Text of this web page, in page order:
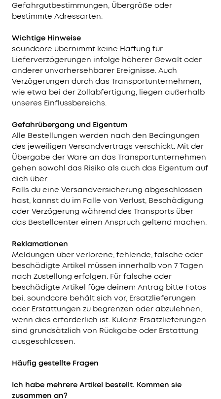
Gefahrgutbestimmungen, Übergröße oder
bestimmte Adressarten.
Wichtige Hinweise
soundcore übernimmt keine Haftung für
Lieferverzögerungen infolge höherer Gewalt oder
anderer unvorhersehbarer Ereignisse. Auch
Verzögerungen durch das Transportunternehmen,
wie etwa bei der Zollabfertigung, liegen außerhalb
unseres Einflussbereichs.
Gefahrübergang und Eigentum
Alle Bestellungen werden nach den Bedingungen
des jeweiligen Versandvertrags verschickt. Mit der
Übergabe der Ware an das Transportunternehmen
gehen sowohl das Risiko als auch das Eigentum auf
dich über.
Falls du eine Versandversicherung abgeschlossen
hast, kannst du im Falle von Verlust, Beschädigung
oder Verzögerung während des Transports über
das Bestellcenter einen Anspruch geltend machen.
Reklamationen
Meldungen über verlorene, fehlende, falsche oder
beschädigte Artikel müssen innerhalb von 7 Tagen
nach Zustellung erfolgen. Für falsche oder
beschädigte Artikel füge deinem Antrag bitte Fotos
bei. soundcore behält sich vor, Ersatzlieferungen
oder Erstattungen zu begrenzen oder abzulehnen,
wenn dies erforderlich ist. Kulanz-Ersatzlieferungen
sind grundsätzlich von Rückgabe oder Erstattung
ausgeschlossen.
Häufig gestellte Fragen
Ich habe mehrere Artikel bestellt. Kommen sie
zusammen an?